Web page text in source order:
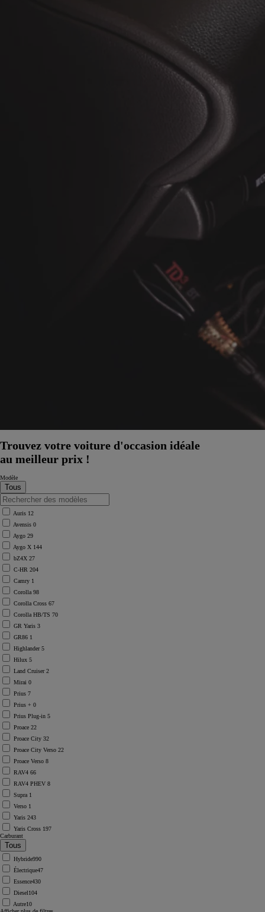
Trouvez votre voiture d'occasion idéale
au meilleur prix !
Modèle
Auris 12
Avensis 0
Aygo 29
Aygo X 144
bZ4X 27
C-HR 204
Camry 1
Corolla 98
Corolla Cross 67
Corolla HB/TS 70
GR Yaris 3
GR86 1
Highlander5
Hilux 5
Land Cruiser2
Mirai 0
Prius 7
Prius + 0
Prius Plug-in 5
Proace 22
Proace City 32
Proace City Verso 22
Proace Verso 8
RAV4 66
RAV4 PHEV 8
Supra 1
Verso 1
Yaris 243
Yaris Cross 197
Carburant
Hybride990
Électrique47
Essence430
Diesel104
Autre10